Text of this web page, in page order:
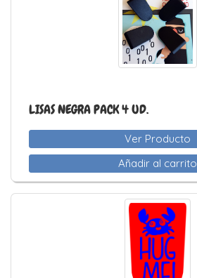
LISAS NEGRA PACK 4 UD.
Ver Producto
Añadir al carrito